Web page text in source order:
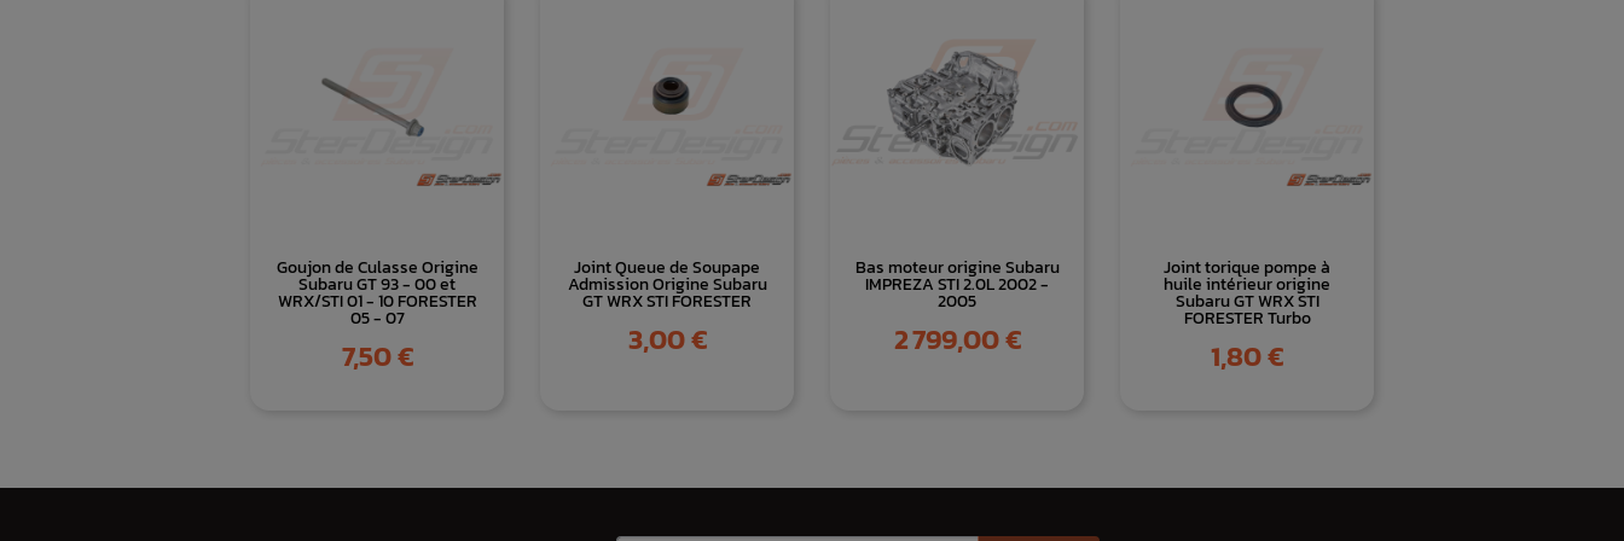
Goujon de Culasse Origine
Subaru GT 93 - 00 et
WRX/STI 01 - 10 FORESTER
05 - 07
Prix
7,50 €
Joint Queue de Soupape
Admission Origine Subaru
GT WRX STI FORESTER
Prix
3,00 €
Bas moteur origine Subaru
IMPREZA STI 2.0L 2002 -
2005
Prix
2 799,00 €
Joint torique pompe à
huile intérieur origine
Subaru GT WRX STI
FORESTER Turbo
Prix
1,80 €